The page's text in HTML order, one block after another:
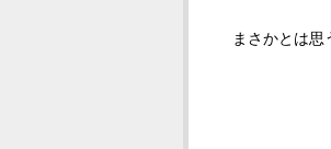
まさかとは思